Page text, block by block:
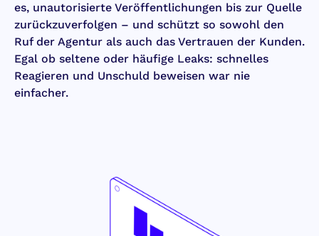
es, unautorisierte Veröffentlichungen bis zur Quelle
zurückzuverfolgen – und schützt so sowohl den
Ruf der Agentur als auch das Vertrauen der Kunden.
Egal ob seltene oder häufige Leaks: schnelles
Reagieren und Unschuld beweisen war nie
einfacher.